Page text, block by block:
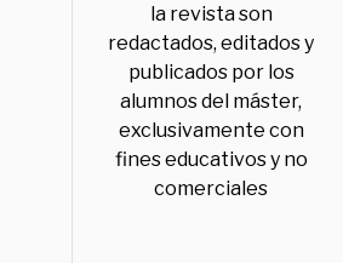
la revista son
redactados, editados y
publicados por los
alumnos del máster,
exclusivamente con
fines educativos y no
comerciales